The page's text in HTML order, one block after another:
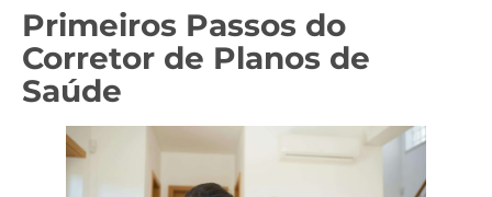
Primeiros Passos do
Corretor de Planos de
Saúde